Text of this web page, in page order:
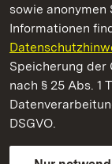
sowie
Informationen
Speicherung der
nach § 25 Abs. 1
DSGVO.
Altes Schloss
Staatliche
Kontakt